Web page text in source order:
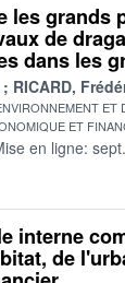
les grands
de
dans les
RICARD,
ET
en ligne:
interne
de